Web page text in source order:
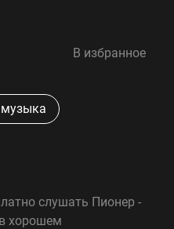
В избранное
слушать Пионер -
хорошем